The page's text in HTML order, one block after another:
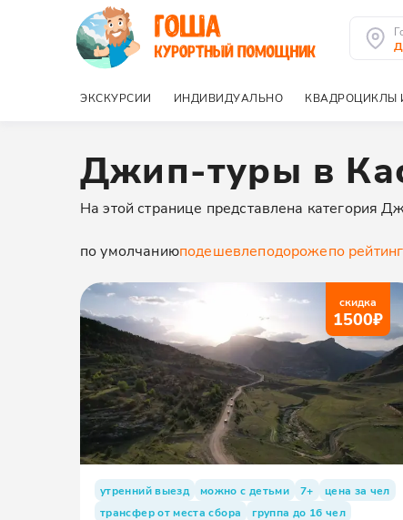
ЭКСКУРСИИ ИНДИВИДУАЛЬНО КВАДРОЦИКЛЫ
Джип-туры в
На этой странице представлена категория
по умолчаниюподешевлеподорожепо
скидка
1500₽
утренний выезд можно с детьми 7+
цена за чел
трансфер от места сбора
группа до 16 чел